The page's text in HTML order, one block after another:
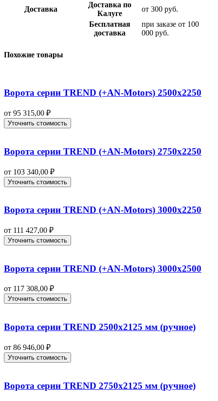
Доставка
Доставка по
Калуге
от 300 руб.
Бесплатная
доставка
при заказе от 100
000 руб.
Похожие товары
Ворота серии TREND (+AN‑Motors) 2500х2250
от 95 315,00 ₽
Уточнить стоимость
Ворота серии TREND (+AN‑Motors) 2750х2250
от 103 340,00 ₽
Уточнить стоимость
Ворота серии TREND (+AN‑Motors) 3000х2250
от 111 427,00 ₽
Уточнить стоимость
Ворота серии TREND (+AN‑Motors) 3000х2500
от 117 308,00 ₽
Уточнить стоимость
Ворота серии TREND 2500х2125 мм (ручное)
от 86 946,00 ₽
Уточнить стоимость
Ворота серии TREND 2750х2125 мм (ручное)